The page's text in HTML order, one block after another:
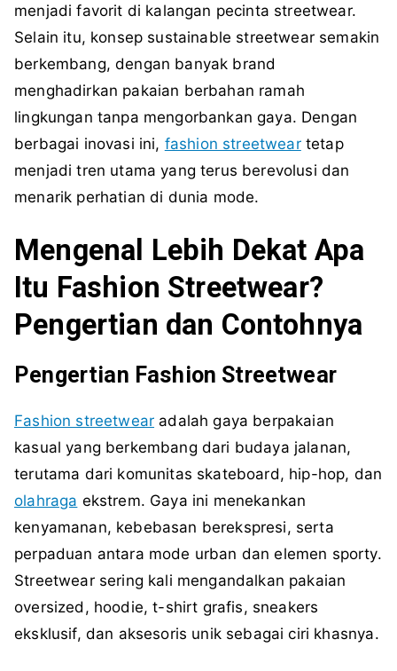
menjadi favorit di kalangan pecinta streetwear.
Selain itu, konsep sustainable streetwear semakin
berkembang, dengan banyak brand
menghadirkan pakaian berbahan ramah
lingkungan tanpa mengorbankan gaya. Dengan
berbagai inovasi ini, fashion streetweartetap
menjadi tren utama yang terus berevolusi dan
menarik perhatian di dunia mode.
Mengenal Lebih Dekat Apa
Itu Fashion Streetwear?
Pengertian dan Contohnya
Pengertian Fashion Streetwear
Fashion streetwear adalah gaya berpakaian
kasual yang berkembang dari budaya jalanan,
terutama dari komunitas skateboard, hip-hop, dan
olahraga ekstrem. Gaya ini menekankan
kenyamanan, kebebasan berekspresi, serta
perpaduan antara mode urban dan elemen sporty.
Streetwear sering kali mengandalkan pakaian
oversized, hoodie, t-shirt grafis, sneakers
eksklusif, dan aksesoris unik sebagai ciri khasnya.